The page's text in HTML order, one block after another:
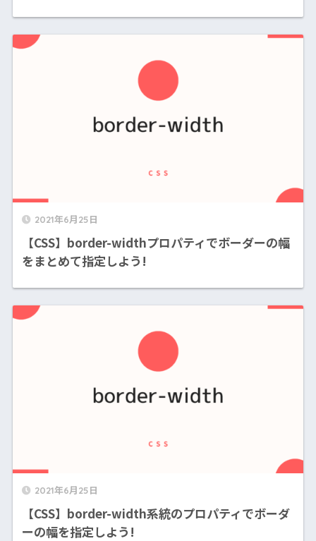
2021年6月25日
【CSS】border-widthプロパティでボーダーの幅
をまとめて指定しよう!
2021年6月25日
【CSS】border-width系統のプロパティでボーダ
ーの幅を指定しよう!